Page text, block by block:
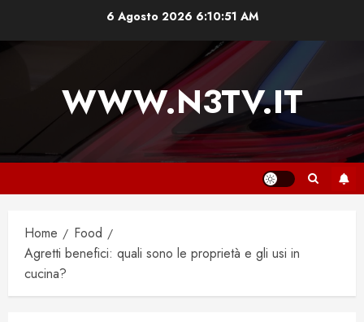
6 Agosto 2026 6:10:52 AM
WWW.N3TV.IT
Home
Food
Agretti benefici: quali sono le proprietà e gli usi in
cucina?